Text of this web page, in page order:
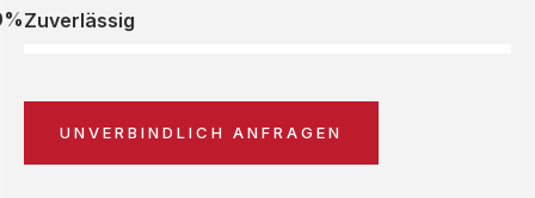
Zuverlässig
UNVERBINDLICH ANFRAGEN